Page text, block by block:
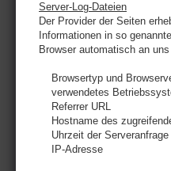
Server-Log-Dateien
Der Provider der Seiten
Informationen in so
Browser automatisch an
Browsertyp und
verwendetes
Referrer URL
Hostname des
Uhrzeit der Serveranfrage
IP-Adresse